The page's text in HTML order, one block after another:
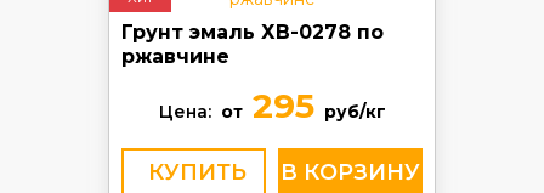
Грунт эмаль ХВ-0278 по
ржавчине
Цена: от295 руб/кг
КУПИТЬ